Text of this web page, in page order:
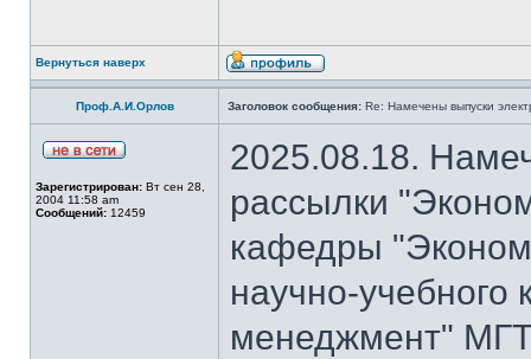
Вернуться наверх
Проф.А.И.Орлов Заголовок сообщения: Re: Намечены выпуски
Зарегистрирован: Вт сен 28,
2004 11:58 am
Сообщений: 12459
2025.08.18.
рассылки
кафедры
научно-
менеджмент"